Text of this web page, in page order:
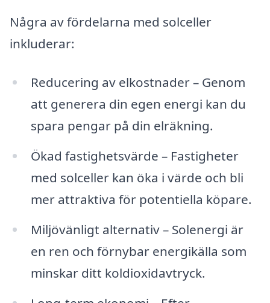
Några av fördelarna med solceller
inkluderar:
Reducering av elkostnader – Genom
att generera din egen energi kan du
spara pengar på din elräkning.
Ökad fastighetsvärde – Fastigheter
med solceller kan öka i värde och bli
mer attraktiva för potentiella köpare.
Miljövänligt alternativ – Solenergi är
en ren och förnybar energikälla som
minskar ditt koldioxidavtryck.